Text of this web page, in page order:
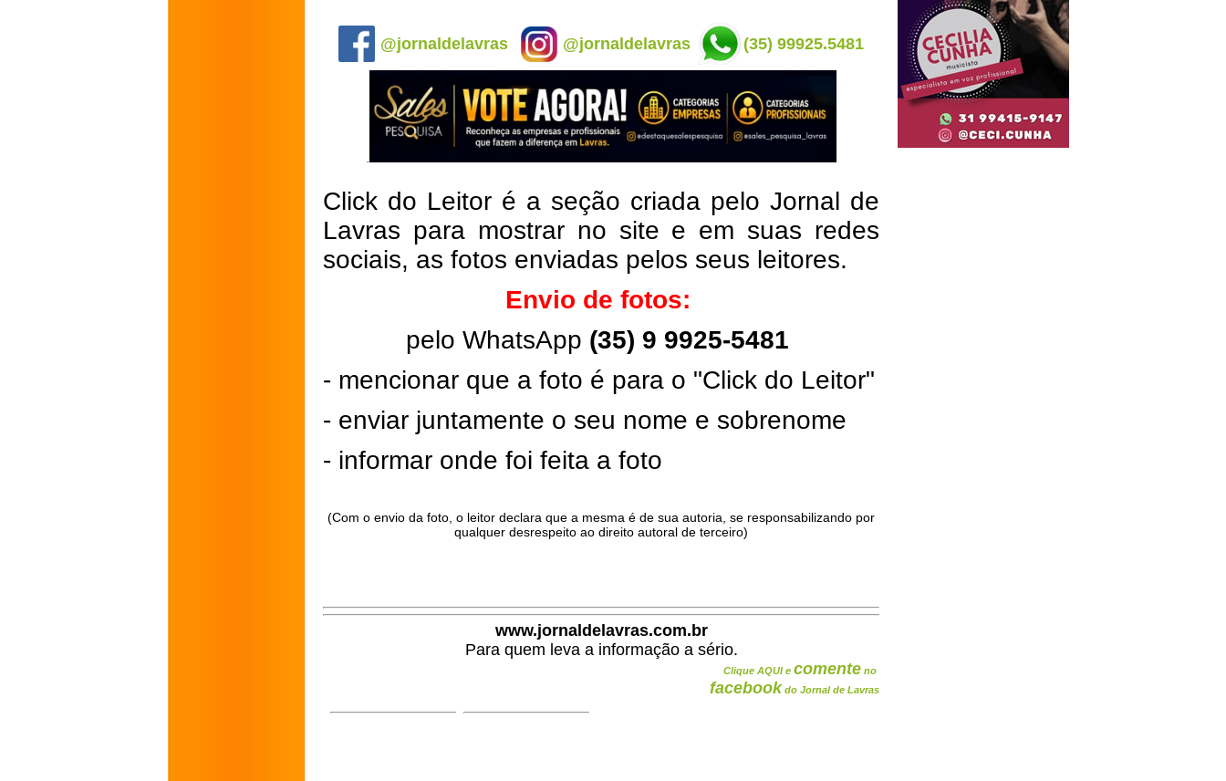
@jornaldelavras @jornaldelavras (35) 99925.5481
Click do Leitor é a seção criada pelo Jornal de
Lavras para mostrar no site e em suas redes
sociais, as fotos enviadas pelos seus leitores.
Envio de fotos:
pelo WhatsApp (35) 9 9925-5481
- mencionar que a foto é para o "Click do Leitor"
- enviar juntamente o seu nome e sobrenome
- informar onde foi feita a foto
(Com o envio da foto, o leitor declara que a mesma é de sua autoria, se responsabilizando por
qualquer desrespeito ao direito autoral de terceiro)
www.jornaldelavras.com.br
Para quem leva a informação a sério.
Clique AQUI e comente no
facebook do Jornal de Lavras